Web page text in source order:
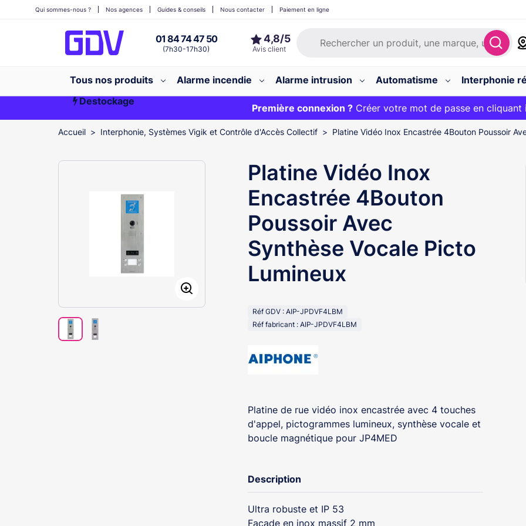
01 84 74 47 50
(7h30-17h30)
Qui sommes-nous ? Nos agences Guides & conseils Nous contacter Paiement en ligne
Tous nos produits Alarme incendie Alarme intrusion Automatisme
Interphonie
Destockage
Première commande ?20€ OFFERT sur votre panier et livraison 24/48h gratuite
Première connexion ?Créer votre mot de passe en
EXCLU WEB :
Accueil Interphonie, Systèmes Vigik et Contrôle d'Accès Collectif Platine Vidéo Inox Encastrée 4Bouton Poussoir
Platine Vidéo Inox
Encastrée 4Bouton
Poussoir Avec
Synthèse Vocale Picto
Lumineux
Réf GDV : AIP-JPDVF4LBM
Réf fabricant : AIP-JPDVF4LBM
Platine de rue vidéo inox encastrée avec 4 touches
d'appel, pictogrammes lumineux, synthèse vocale et
boucle magnétique pour JP4MED
Description
Ultra robuste et IP 53
Façade en inox massif 2 mm